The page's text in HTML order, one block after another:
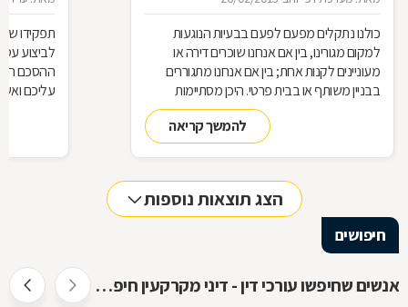
נשכח !!! ציפי זוגתי מצטרפת לתחושותיי ואנו
מאחלים לך המשך עשייה פורחת, הצלחות רבות
ובעיקר בריאות.
כולנו נתקלים מפעם לפעם בבעיות הנוגעות
למקום מגורינו, בין אם אנחנו שוכרים דירה או
מעוניינים לקנות אחת; בין אם אנחנו מתגוררים
בבניין משותף או בבית פרטי. היכן מסתיימות
זכויותינו ביחס לשכנינו? מה אומר החוק בקשר
לחריגות בנייה? האם בניית ממ"ד מחייבת את כל
הדיירים וכו'. כדי לקבל מושג בנוגע למעמדנו
המקרקעין, ריכזנו שאלות שנשאלו בפורום
מקרקעין, ואשר נענו ע"י עו"ד אילן קרייטר
להמשך קריאה
תפקידו
ההסכם
עליכם
הצג תוצאות נוספות
חיפושים
אנשים שחיפשו עורכי דין - דיני מקרקעין חיפשו גם